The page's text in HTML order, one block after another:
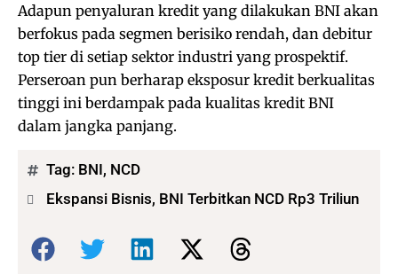
Adapun penyaluran kredit yang dilakukan BNI akan
berfokus pada segmen berisiko rendah, dan debitur
top tier di setiap sektor industri yang prospektif.
Perseroan pun berharap eksposur kredit berkualitas
tinggi ini berdampak pada kualitas kredit BNI
dalam jangka panjang.
Tag: BNI, NCD
Ekspansi Bisnis, BNI Terbitkan NCD Rp3 Triliun
Bagikan: